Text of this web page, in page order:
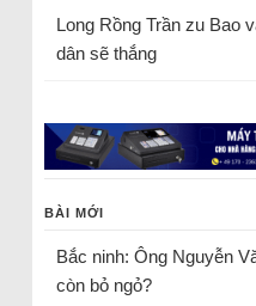
Long Rồng Trầnzu Bao
dân sẽ thắng
BÀI MỚI
Bắc ninh: Ông Nguyễn
còn bỏ ngỏ?